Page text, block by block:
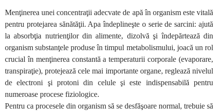
Menţinerea unei concentraţii adecvate de apă în organism este vitală
pentru protejarea sănătăţii. Apa îndeplineşte o serie de sarcini: ajută
la absorbţia nutrienţilor din alimente, dizolvă şi îndepărtează din
organism substanţele produse în timpul metabolismului, joacă un rol
crucial în menţinerea constantă a temperaturii corporale (evaporare,
transpiraţie), protejează cele mai importante organe, reglează nivelul
de electroni şi protoni din celule şi este indispensabilă pentru
numeroase procese fiziologice.
Pentru ca procesele din organism să se desfăşoare normal, trebuie să